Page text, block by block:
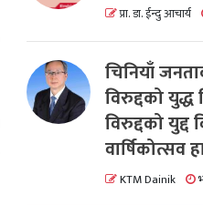
प्रा. डा. ईन्दु आचार्य
चिनियाँ
विरुद्दको युद्ध
विरुद्दको
वार्षिकोत्सव
KTM Dainik